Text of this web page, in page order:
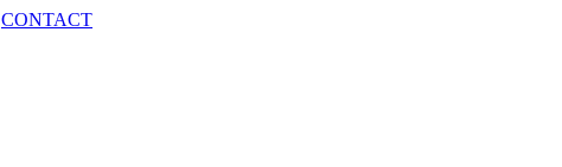
CONTACT